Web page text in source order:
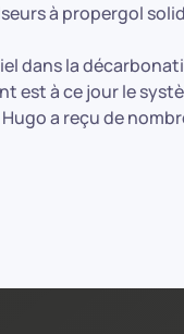
à propergol
dans la
est à ce jour le
a reçu de